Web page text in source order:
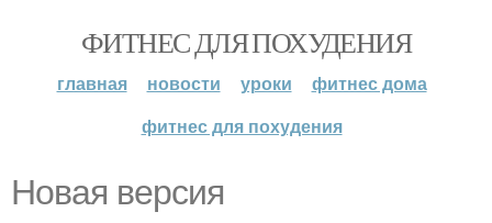
ФИТНЕС ДЛЯ ПОХУДЕНИЯ
главная новости уроки
фитнес дома
фитнес для похудения
Новая версия